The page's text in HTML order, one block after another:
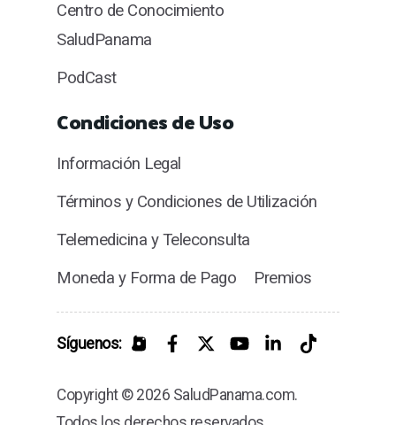
Centro de Conocimiento
SaludPanama
PodCast
Condiciones de Uso
Información Legal
Términos y Condiciones de Utilización
Telemedicina y Teleconsulta
Moneda y Forma de Pago
Premios
Síguenos:
Copyright © 2026 SaludPanama.com.